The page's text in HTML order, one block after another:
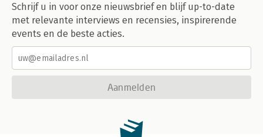
Schrijf u in voor onze nieuwsbrief en blijf up-to-date
met relevante interviews en recensies, inspirerende
events en de beste acties.
Aanmelden